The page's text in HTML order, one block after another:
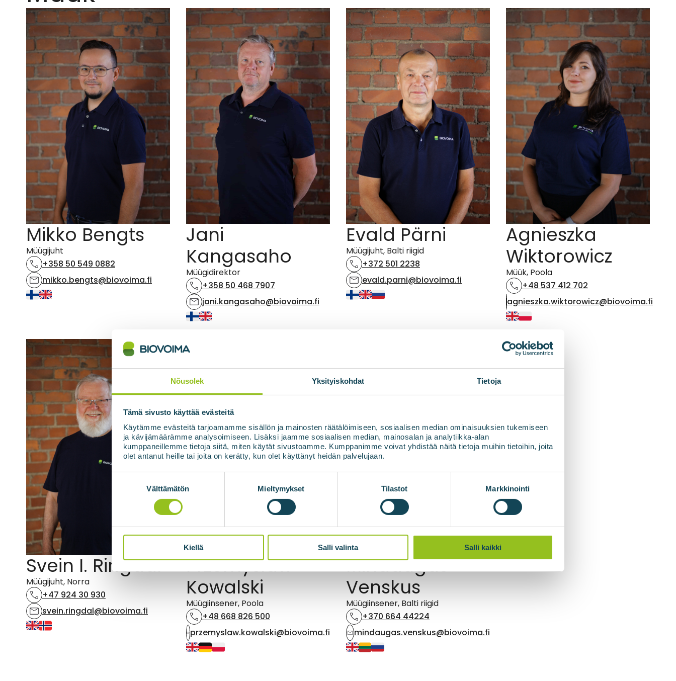
Nõusolek Yksityiskohdat Tietoja
Tämä sivusto käyttää evästeitä
Käytämme evästeitä tarjoamamme sisällön ja mainosten räätälöimiseen, sosiaalisen median ominaisuuksien tukemiseen
ja kävijämäärämme analysoimiseen. Lisäksi jaamme sosiaalisen median, mainosalan ja analytiikka-alan
kumppaneillemme tietoja siitä, miten käytät sivustoamme. Kumppanimme voivat yhdistää näitä tietoja muihin tietoihin, joita
olet antanut heille tai joita on kerätty, kun olet käyttänyt heidän palvelujaan.
Välttämätön Mieltymykset Tilastot Markkinointi
Kiellä Salli valinta Salli kaikki
Mikko Bengts
Müügijuht
+358 50 549 0882
mikko.bengts@biovoima.fi
Jani
Kangasaho
Müügidirektor
+358 50 468 7907
jani.kangasaho@biovoima.fi
Evald Pärni
Müügijuht, Balti riigid
+372 501 2238
evald.parni@biovoima.fi
Agnieszka
Wiktorowicz
Müük, Poola
+48 537 412 702
agnieszka.wiktorowicz@biovoima.fi
Svein I. Ringdal
Müügijuht, Norra
+47 924 30 930
svein.ringdal@biovoima.fi
Przemyslaw
Kowalski
Müügiinsener, Poola
+48 668 826 500
przemyslaw.kowalski@biovoima.fi
Mindaugas
Venskus
Müügiinsener, Balti riigid
+370 664 44224
mindaugas.venskus@biovoima.fi